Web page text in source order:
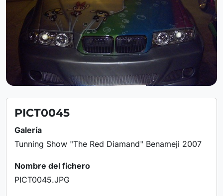
PICT0045
Galería
Tunning Show "The Red Diamand" Benameji 2007
Nombre del fichero
PICT0045.JPG